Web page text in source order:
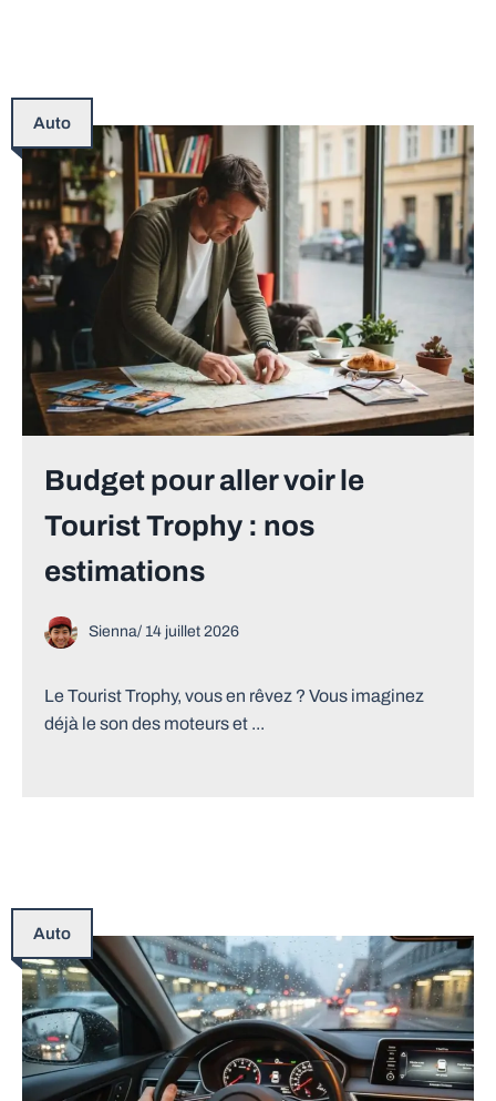
Auto
Budget pour aller voir le
Tourist Trophy : nos
estimations
Sienna/ 14 juillet 2026
Le Tourist Trophy, vous en rêvez ? Vous imaginez
déjà le son des moteurs et ...
Auto